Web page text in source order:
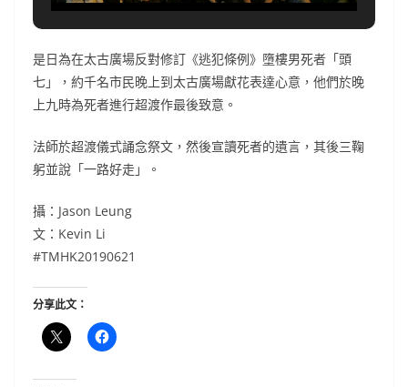
是日為在太古廣場反對修訂《逃犯條例》墮樓男死者「頭
七」，約千名市民晚上到太古廣場獻花表達心意，他們於晚
上九時為死者進行超渡作最後致意。
法師於超渡儀式誦念祭文，然後宣讀死者的遺言，其後三鞠
躬並說「一路好走」。
攝：Jason Leung
文：Kevin Li
#TMHK20190621
分享此文：